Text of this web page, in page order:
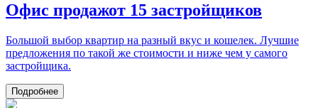
Офис продажот 15 застройщиков
Большой выбор квартир на разный вкус и кошелек. Лучшие
предложения по такой же стоимости и ниже чем у самого
застройщика.
Подробнее